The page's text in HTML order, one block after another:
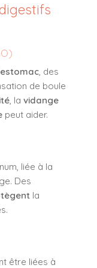
, des
de boule
, la vidange
peut aider.
liée à la
Des
la
être liées à